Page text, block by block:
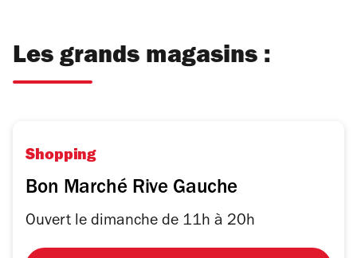
Les grands magasins :
Shopping
Bon Marché Rive Gauche
Ouvert le dimanche de 11h à 20h